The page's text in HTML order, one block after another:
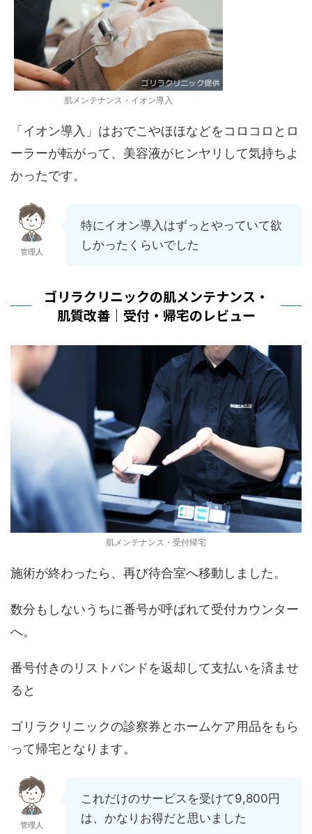
肌メンテナンス・イオン導入
「イオン導入」はおでこやほほなどをコロコロとロ
ーラーが転がって、美容液がヒンヤリして気持ちよ
かったです。
管理人
特にイオン導入はずっとやっていて欲
しかったくらいでした
ゴリラクリニックの肌メンテナンス・
肌質改善｜受付・帰宅のレビュー
肌メンテナンス・受付帰宅
施術が終わったら、再び待合室へ移動しました。
数分もしないうちに番号が呼ばれて受付カウンター
へ。
番号付きのリストバンドを返却して支払いを済ませ
ると
ゴリラクリニックの診察券とホームケア用品をもら
って帰宅となります。
管理人
これだけのサービスを受けて9,800円
は、かなりお得だと思いました